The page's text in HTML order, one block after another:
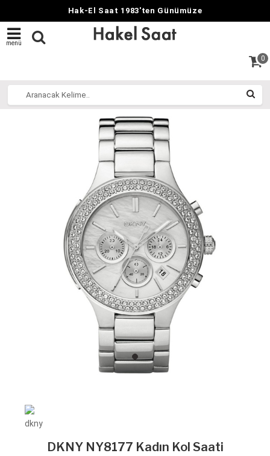
Hak-El Saat 1983'ten Günümüze
menü
0
DKNY NY8177 Kadın Kol Saati